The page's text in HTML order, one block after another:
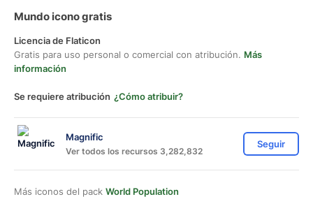
Mundo icono gratis
Licencia de Flaticon
Gratis para uso personal o comercial con atribución. Más
información
Se requiere atribución ¿Cómo atribuir?
Magnific
Ver todos los recursos 3,282,832
Seguir
Más iconos del pack World Population